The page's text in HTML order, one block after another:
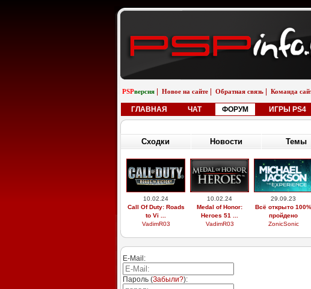
PSPверсия Новое на сайте Обратная связь Команда
ГЛАВНАЯ ЧАТ ФОРУМ ИГРЫ PS4
Сходки Новости Темы
10.02.24
Call Of Duty: Roads
to Vi ...
VadimR03
10.02.24
Medal of Honor:
Heroes 51 ...
VadimR03
29.09.23
Всё открыто 100%
пройдено
ZonicSonic
E-Mail:
Пароль (Забыли?):